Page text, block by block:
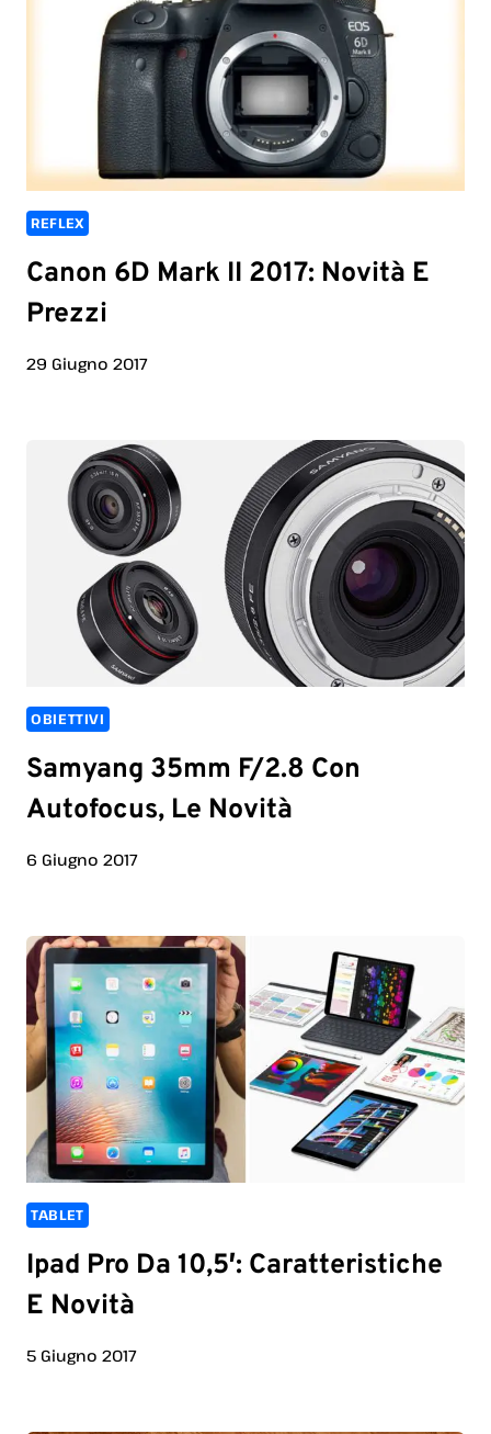
REFLEX
Canon 6D Mark II 2017: Novità E
Prezzi
29 Giugno 2017
OBIETTIVI
Samyang 35mm F/2.8 Con
Autofocus, Le Novità
6 Giugno 2017
TABLET
Ipad Pro Da 10,5′: Caratteristiche
E Novità
5 Giugno 2017